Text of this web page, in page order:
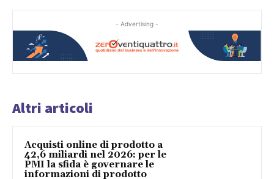
- Advertising -
Altri articoli
Acquisti online di prodotto a
42,6 miliardi nel 2026: per le
PMI la sfida è governare le
informazioni di prodotto